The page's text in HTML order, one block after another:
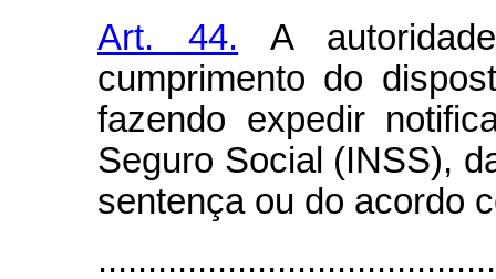
Art. 44. A
cumprimento do
fazendo expedir
Seguro Social (INSS),
sentença ou do acordo